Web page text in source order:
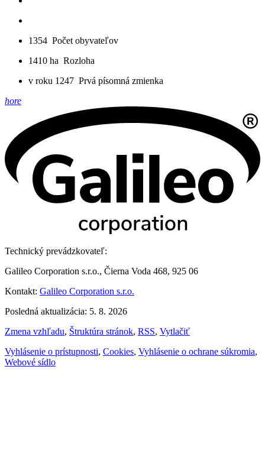
1354 Počet obyvateľov
1410 ha Rozloha
v roku 1247 Prvá písomná zmienka
hore
Technický prevádzkovateľ:
Galileo Corporation s.r.o., Čierna Voda 468, 925 06
Kontakt: Galileo Corporation s.r.o.
Posledná aktualizácia: 5. 8. 2026
Zmena vzhľadu, Štruktúra stránok, RSS, Vytlačiť
Vyhlásenie o prístupnosti, Cookies, Vyhlásenie o ochrane súkromia,
Webové sídlo